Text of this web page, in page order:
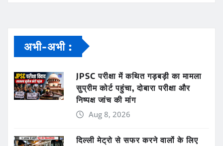
अभी-अभी :
JPSC परीक्षा में कथित गड़बड़ी का मामला
सुप्रीम कोर्ट पहुंचा, दोबारा परीक्षा और
निष्पक्ष जांच की मांग
Aug 8, 2026
दिल्ली मेट्रो से सफर करने वालों के लिए